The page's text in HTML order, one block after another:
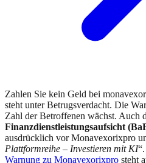
Zahlen Sie kein Geld bei
steht unter Betrugsverdacht. Die
Zahl der Betroffenen wächst. Auch
Finanzdienstleistungsaufsicht
ausdrücklich vorMonavexorixpro
Plattformreihe – Investieren mit KI“.
Warnung zu Monavexorixpro steht